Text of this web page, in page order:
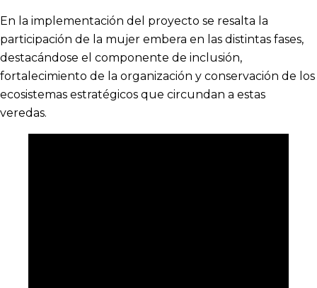
En la implementación del proyecto se resalta la
participación de la mujer embera en las distintas fases,
destacándose el componente de inclusión,
fortalecimiento de la organización y conservación de los
ecosistemas estratégicos que circundan a estas
veredas.